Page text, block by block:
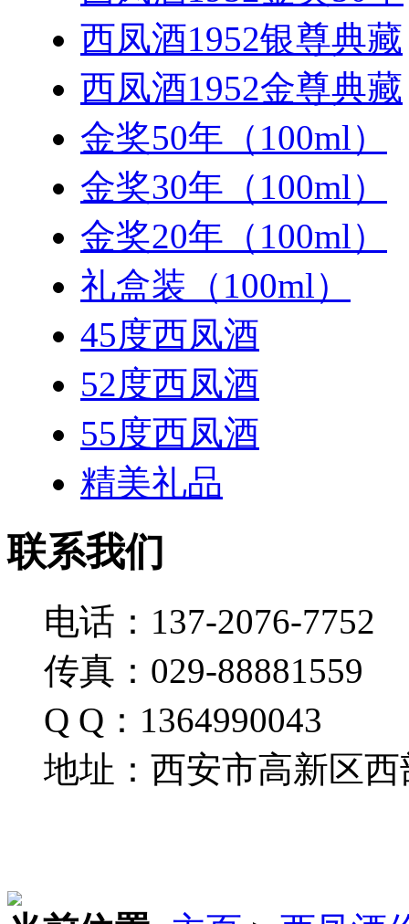
西凤酒1952银尊典藏
西凤酒1952金尊典藏
金奖50年（100ml）
金奖30年（100ml）
金奖20年（100ml）
礼盒装（100ml）
45度西凤酒
52度西凤酒
55度西凤酒
精美礼品
联系我们
电话：137-2076-7752
传真：029-88881559
Q Q：1364990043
地址：西安市高新区西